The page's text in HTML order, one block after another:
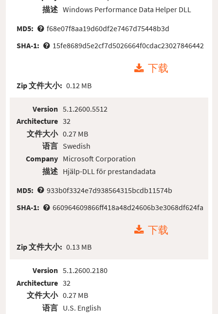
描述 Windows Performance Data Helper DLL
MD5:
f68e07f8aa19d60df2e7467d75448b3d
SHA-1:
15fe8689d5e2cf7d5026664f0cdac23027846442
下载
Zip 文件大小: 0.12 MB
Version
Architecture
文件大小
语言
Company
描述
5.1.2600.5512
32
0.27 MB
Swedish
Microsoft Corporation
Hjälp-DLL för prestandadata
MD5:
933b0f3324e7d938564315bcdb11574b
SHA-1:
660964609866ff418a48d24606b3e3068df624fa
下载
Zip 文件大小: 0.13 MB
Version
Architecture
文件大小
语言
5.1.2600.2180
32
0.27 MB
U.S. English